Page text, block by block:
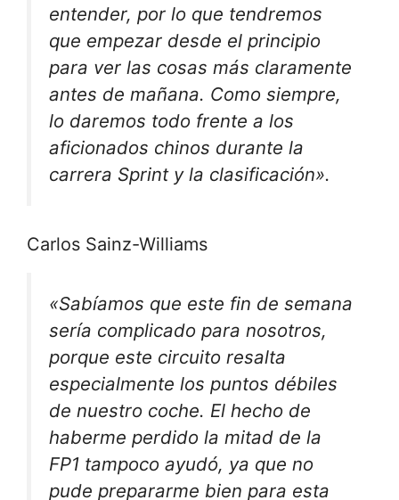
entender, por lo que tendremos
que empezar desde el principio
para ver las cosas más claramente
antes de mañana. Como siempre,
lo daremos todo frente a los
aficionados chinos durante la
carrera Sprint y la clasificación».
Carlos Sainz-Williams
«Sabíamos que este fin de semana
sería complicado para nosotros,
porque este circuito resalta
especialmente los puntos débiles
de nuestro coche. El hecho de
haberme perdido la mitad de la
FP1 tampoco ayudó, ya que no
pude prepararme bien para esta